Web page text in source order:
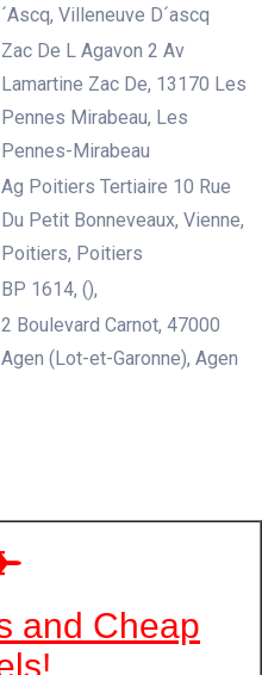
´Ascq, Villeneuve D´ascq
Zac De L Agavon 2 Av
Lamartine Zac De, 13170 Les
Pennes Mirabeau, Les
Pennes-Mirabeau
Ag Poitiers Tertiaire 10 Rue
Du Petit Bonneveaux, Vienne,
Poitiers, Poitiers
BP 1614, (),
2 Boulevard Carnot, 47000
Agen (Lot-et-Garonne), Agen